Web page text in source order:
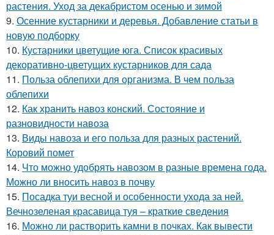
растения. Уход за декабристом осенью и зимой
9. Осенние кустарники и деревья. Добавление статьи в
новую подборку
10. Кустарники цветущие юга. Список красивых
декоративно-цветущих кустарников для сада
11. Польза облепихи для организма. В чем польза
облепихи
12. Как хранить навоз конский. Состояние и
разновидности навоза
13. Виды навоза и его польза для разных растений.
Коровий помет
14. Что можно удобрять навозом в разные времена года.
Можно ли вносить навоз в почву
15. Посадка туи весной и особенности ухода за ней.
Вечнозеленая красавица туя – краткие сведения
16. Можно ли растворить камни в почках. Как вывести